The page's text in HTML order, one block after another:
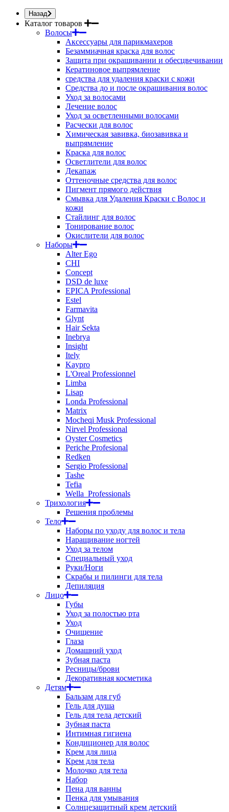
Назад
Каталог товаров
Волосы
Аксессуары для парикмахеров
Безаммиачная краска для волос
Защита при окрашивании и обесцвечивании
Кератиновое выпрямление
средства для удаления краски с кожи
Средства до и после окрашивания волос
Уход за волосами
Лечение волос
Уход за осветленными волосами
Расчески для волос
Химическая завивка, биозавивка и
выпрямление
Краска для волос
Осветлители для волос
Декапаж
Оттеночные средства для волос
Пигмент прямого действия
Смывка для Удаления Краски с Волос и
кожи
Стайлинг для волос
Тонирование волос
Окислители для волос
Наборы
Alter Ego
CHI
Concept
DSD de luxe
EPICA Professional
Estel
Farmavita
Glynt
Hair Sekta
Inebrya
Insight
Itely
Kaypro
L'Oreal Professionnel
Limba
Lisap
Londa Professional
Matrix
Mocheqi Musk Professional
Nirvel Professional
Oyster Cosmetics
Periche Profesional
Redken
Sergio Professional
Tashe
Tefia
Wella_Professionals
Трихология
Решения проблемы
Тело
Наборы по уходу для волос и тела
Наращивание ногтей
Уход за телом
Специальный уход
Руки/Ноги
Скрабы и пилинги для тела
Депиляция
Лицо
Губы
Уход за полостью рта
Уход
Очищение
Глаза
Домашний уход
Зубная паста
Ресницы/брови
Декоративная косметика
Детям
Бальзам для губ
Гель для душа
Гель для тела детский
Зубная паста
Интимная гигиена
Кондиционер для волос
Крем для лица
Крем для тела
Молочко для тела
Набор
Пена для ванны
Пенка для умывания
Солнцезащитный крем детский